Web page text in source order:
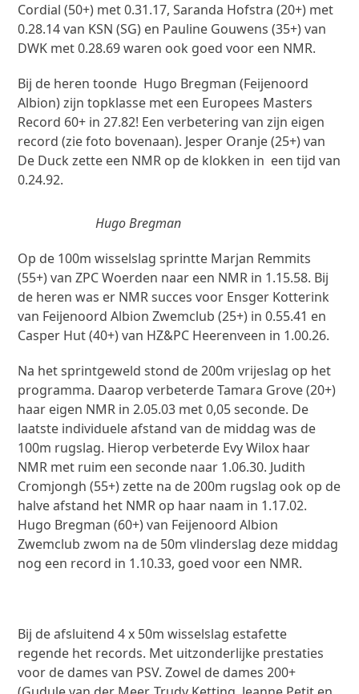
Cordial (50+) met 0.31.17, Saranda Hofstra (20+) met
0.28.14 van KSN (SG) en Pauline Gouwens (35+) van
DWK met 0.28.69 waren ook goed voor een NMR.
Bij de heren toonde Hugo Bregman (Feijenoord
Albion) zijn topklasse met een Europees Masters
Record 60+ in 27.82! Een verbetering van zijn eigen
record (zie foto bovenaan). Jesper Oranje (25+) van
De Duck zette een NMR op de klokken in een tijd van
0.24.92.
Hugo Bregman
Op de 100m wisselslag sprintte Marjan Remmits
(55+) van ZPC Woerden naar een NMR in 1.15.58. Bij
de heren was er NMR succes voor Ensger Kotterink
van Feijenoord Albion Zwemclub (25+) in 0.55.41 en
Casper Hut (40+) van HZ&PC Heerenveen in 1.00.26.
Na het sprintgeweld stond de 200m vrijeslag op het
programma. Daarop verbeterde Tamara Grove (20+)
haar eigen NMR in 2.05.03 met 0,05 seconde. De
laatste individuele afstand van de middag was de
100m rugslag. Hierop verbeterde Evy Wilox haar
NMR met ruim een seconde naar 1.06.30. Judith
Cromjongh (55+) zette na de 200m rugslag ook op de
halve afstand het NMR op haar naam in 1.17.02.
Hugo Bregman (60+) van Feijenoord Albion
Zwemclub zwom na de 50m vlinderslag deze middag
nog een record in 1.10.33, goed voor een NMR.
Bij de afsluitend 4 x 50m wisselslag estafette
regende het records. Met uitzonderlijke prestaties
voor de dames van PSV. Zowel de dames 200+